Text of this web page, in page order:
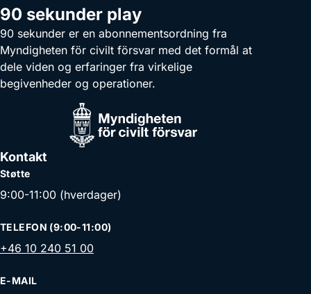
90 sekunder play
90 sekunder er en abonnementsordning fra
Myndigheten för civilt försvar med det formål at
dele viden og erfaringer fra virkelige
begivenheder og operationer.
Kontakt
Støtte
9:00-11:00 (hverdager)
TELEFON (9:00-11:00)
+46 10 240 51 00
E-MAIL